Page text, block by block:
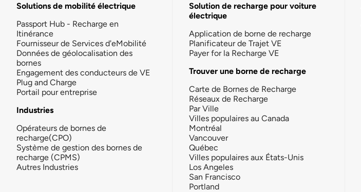
Solutions de mobilité électrique
Passport Hub - Recharge en
Itinérance
Fournisseur de Services d'eMobilité
Données de géolocalisation des
bornes
Engagement des conducteurs de VE
Plug and Charge
Portail pour entreprise
Industries
Opérateurs de bornes de
recharge(CPO)
Système de gestion des bornes de
recharge (CPMS)
Autres Industries
Solution de recharge pour voiture
électrique
Application de borne de recharge
Planificateur de Trajet VE
Payer for la Recharge VE
Trouver une borne de recharge
Carte de Bornes de Recharge
Réseaux de Recharge
Par Ville
Villes populaires au Canada
Montréal
Vancouver
Québec
Villes populaires aux États-Unis
Los Angeles
San Francisco
Portland